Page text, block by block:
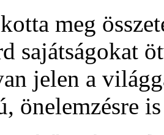
meg
sajátságokat
jelen a
önelemzésre